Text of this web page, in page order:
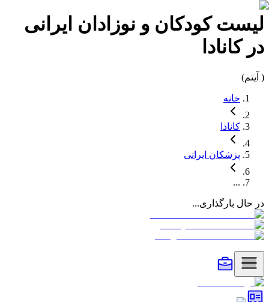
لیستکودکان و نوزادان ایرانی
درکانادا
( آیتم)
خانه
کانادا
پزشکان ایرانی
...
در حال بارگذاری...